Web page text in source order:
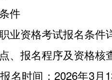
件
资格考试报名条件
报名程序及资格核
时间：2026年3月